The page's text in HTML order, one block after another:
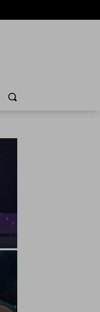
Cerca